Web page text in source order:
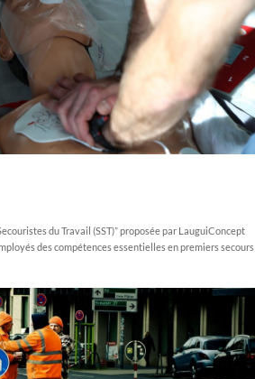
du Travail (SST)” proposée par LauguiConcept
des compétences essentielles en premiers secours